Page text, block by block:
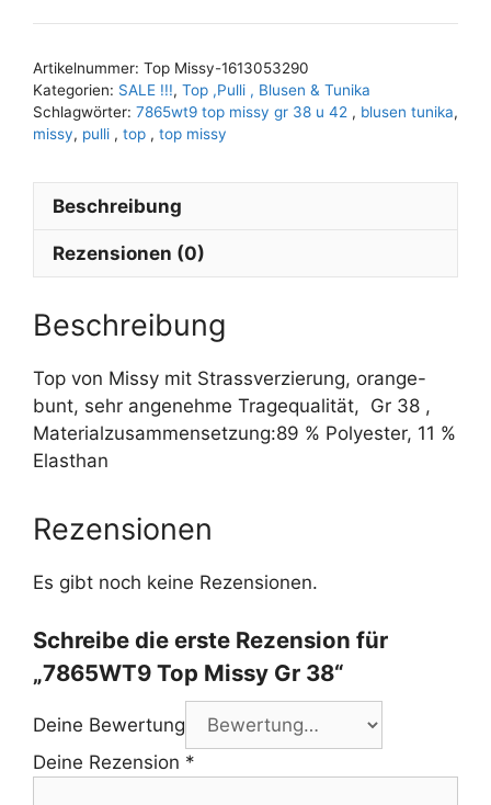
l
e
r
n
e
Artikelnummer: Top Missy-1613053290
Kategorien: SALE !!!, Top ,Pulli , Blusen & Tunika
Schlagwörter: 7865wt9 top missy gr 38 u 42 , blusen tunika,
missy, pulli , top , top missy
Beschreibung
Rezensionen (0)
Beschreibung
Top von Missy mit Strassverzierung, orange-
bunt, sehr angenehme Tragequalität, Gr 38 ,
Materialzusammensetzung:89 % Polyester, 11 %
Elasthan
Rezensionen
Es gibt noch keine Rezensionen.
Schreibe die erste Rezension für
„7865WT9 Top Missy Gr 38“
Deine Bewertung
Deine Rezension *